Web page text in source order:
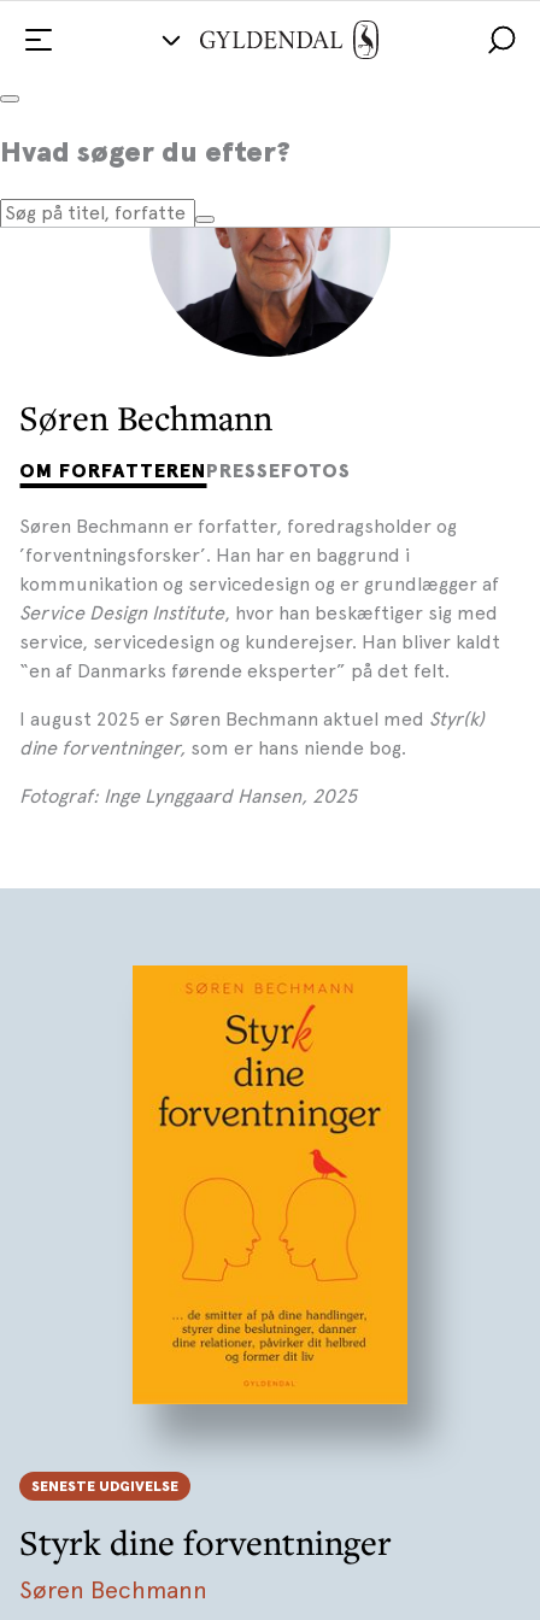
Hvad søger du efter?
Søren Bechmann
OM FORFATTERENPRESSEFOTOS
Søren Bechmann er forfatter, foredragsholder og
’forventningsforsker’. Han har en baggrund i
kommunikation og servicedesign og er grundlægger af
Service Design Institute, hvor han beskæftiger sig med
service, servicedesign og kunderejser. Han bliver kaldt
“en af Danmarks førende eksperter” på det felt.
I august 2025 er Søren Bechmann aktuel med Styr(k)
dine forventninger, som er hans niende bog.
Fotograf: Inge Lynggaard Hansen, 2025
SENESTE UDGIVELSE
Styrk dine forventninger
Søren Bechmann